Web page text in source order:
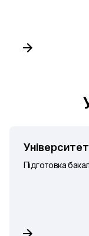
Університет
Підготовка